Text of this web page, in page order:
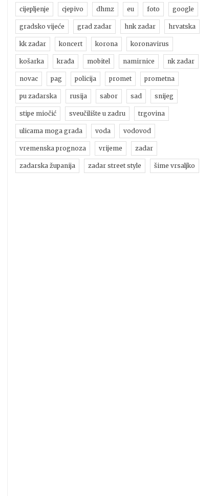
cijepljenje cjepivo dhmz eu foto google
gradsko vijeće grad zadar hnk zadar hrvatska
kk zadar koncert korona koronavirus
košarka krađa mobitel namirnice nk zadar
novac pag policija promet prometna
pu zadarska rusija sabor sad snijeg
stipe miočić sveučilište u zadru trgovina
ulicama moga grada voda vodovod
vremenska prognoza vrijeme zadar
zadarska županija zadar street style šime vrsaljko